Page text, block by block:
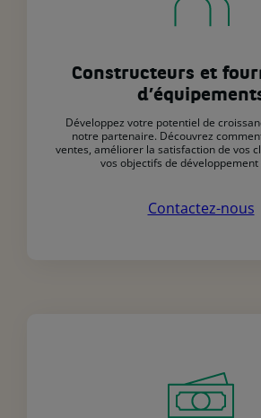
Constructeurs et
Développez votre potentiel de
notre partenaire. Découvrez
ventes, améliorer la satisfaction de vos
vos objectifs de développement
Contactez-nous